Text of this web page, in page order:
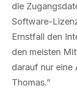
die
Software-
Ernstfall den
den meisten
darauf nur
Thomas.”